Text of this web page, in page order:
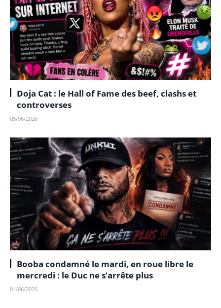
Doja Cat : le Hall of Fame des beef, clashs et
controverses
05/06/2026
Booba condamné le mardi, en roue libre le
mercredi : le Duc ne s’arrête plus
04/06/2026